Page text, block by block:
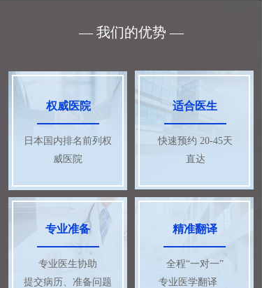
— 我们的优势 —
适合医生
快速预约 20-45天
直达
专业准备
专业医生协助
提交病历、准备问题
精准翻译
全程“一对一”
专业医学翻译
权威医院
日本国内排名前列权
威医院